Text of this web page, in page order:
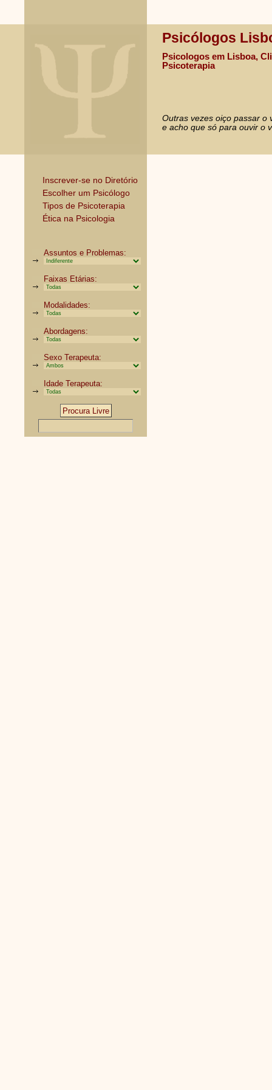
Psicólogos
Psicologos em Lisboa,
Psicoterapia
Outras vezes oiço passar o
e acho que só para ouvir o
Inscrever-se no Diretório
Escolher um Psicólogo
Tipos de Psicoterapia
Ética na Psicologia
Assuntos e Problemas:
Faixas Etárias:
Modalidades:
Abordagens:
Sexo Terapeuta:
Idade Terapeuta: